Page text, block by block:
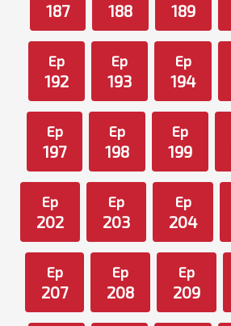
187 188 189
Ep
192
Ep
193
Ep
194
Ep
197
Ep
198
Ep
199
Ep
202
Ep
203
Ep
204
Ep
207
Ep
208
Ep
209